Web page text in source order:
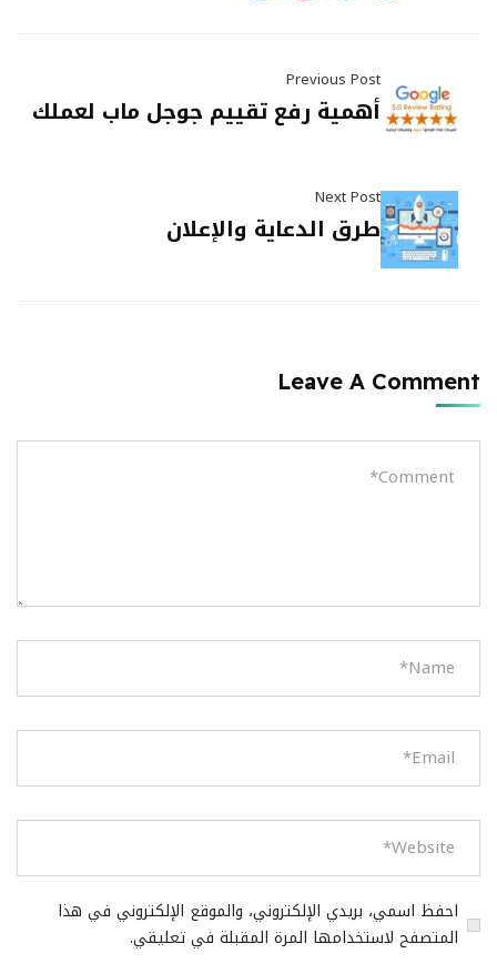
Previous Post
أهمية رفع تقييم جوجل ماب لعملك
Next Post
طرق الدعاية والإعلان
Leave A Comment
احفظ اسمي، بريدي الإلكتروني، والموقع الإلكتروني في هذا
المتصفح لاستخدامها المرة المقبلة في تعليقي.